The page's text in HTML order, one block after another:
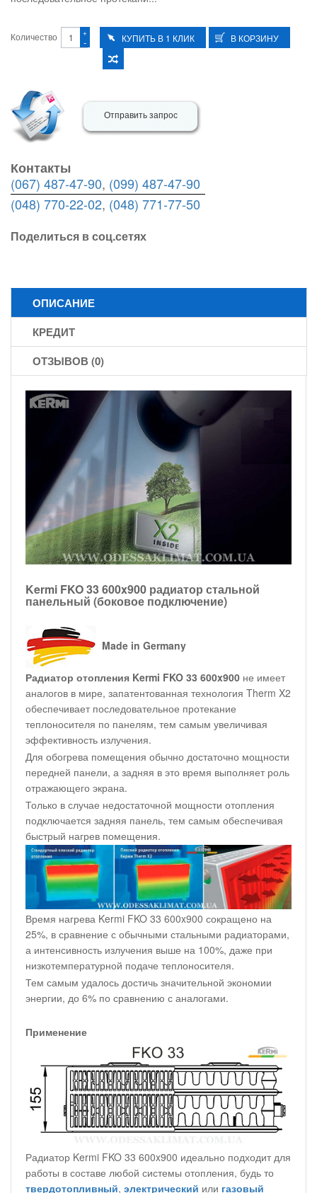
Количество -
+
Отправить запрос
Контакты
(067) 487-47-90, (099) 487-47-90
(048) 770-22-02, (048) 771-77-50
Поделиться в соц.сетях
ОПИСАНИЕ
КРЕДИТ
ОТЗЫВОВ (0)
Kermi FKO 33 600x900 радиатор стальной
панельный (боковое подключение)
Made in Germany
Радиатор отопления Kermi FKO 33 600x900 не имеет
аналогов в мире, запатентованная технология Therm X2
обеспечивает последовательное протекание
теплоносителя по панелям, тем самым увеличивая
эффективность излучения.
Для обогрева помещения обычно достаточно мощности
передней панели, а задняя в это время выполняет роль
отражающего экрана.
Только в случае недостаточной мощности отопления
подключается задняя панель, тем самым обеспечивая
быстрый нагрев помещения.
Время нагрева Kermi FKO 33 600x900 сокращено на
25%, в сравнение с обычными стальными радиаторами,
а интенсивность излучения выше на 100%, даже при
низкотемпературной подаче теплоносителя.
Тем самым удалось достичь значительной экономии
энергии, до 6% по сравнению с аналогами.
Применение
Радиатор Kermi FKO 33 600x900 идеально подходит для
работы в составе любой системы отопления, будь то
твердотопливный, электрический или газовый